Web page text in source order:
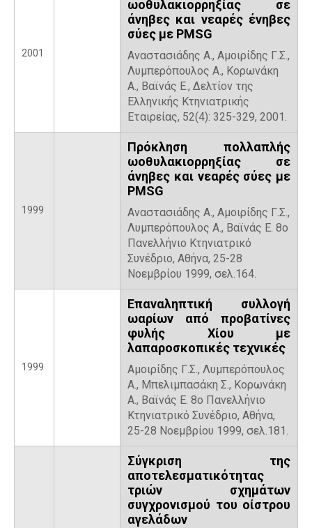
2001
ωοθυλακιορρηξίας σε
άνηβες και νεαρές ένηβες
σύες με PMSG
Αναστασιάδης Α., Αμοιρίδης Γ.Σ.,
Λυμπερόπουλος Α., Κορωνάκη
Α., Βαϊνάς Ε., Δελτίον της
Ελληνικής Κτηνιατρικής
Εταιρείας, 52(4): 325-329, 2001.
1999
Πρόκληση πολλαπλής
ωοθυλακιορρηξίας σε
άνηβες και νεαρές σύες με
PMSG
Αναστασιάδης Α., Αμοιρίδης Γ.Σ.,
Λυμπερόπουλος Α., Βαϊνάς Ε. 8ο
Πανελλήνιο Κτηνιατρικό
Συνέδριο, Αθήνα, 25-28
Νοεμβρίου 1999, σελ.164.
1999
Επαναληπτική συλλογή
ωαρίων από προβατίνες
φυλής Χίου με
λαπαροσκοπικές τεχνικές
Αμοιρίδης Γ.Σ., Λυμπερόπουλος
Α., Μπελιμπασάκη Σ., Κορωνάκη
Α., Βαϊνάς Ε. 8ο Πανελλήνιο
Κτηνιατρικό Συνέδριο, Αθήνα,
25-28 Νοεμβρίου 1999, σελ.181.
Σύγκριση της
αποτελεσματικότητας
τριών σχημάτων
συγχρονισμού του οίστρου
αγελάδων